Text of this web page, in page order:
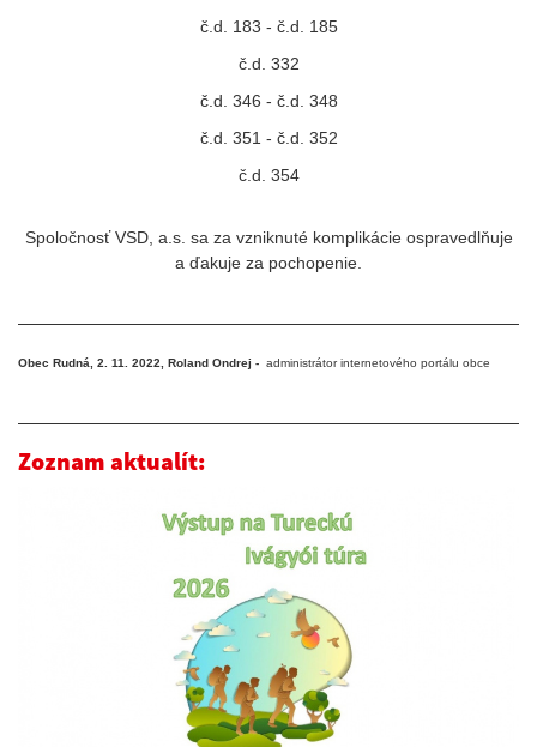
č.d. 183 - č.d. 185
č.d. 332
č.d. 346 - č.d. 348
č.d. 351 - č.d. 352
č.d. 354
Spoločnosť VSD, a.s. sa za vzniknuté komplikácie ospravedlňuje
a ďakuje za pochopenie.
Obec Rudná, 2. 11. 2022, Roland Ondrej - administrátor internetového portálu obce
Zoznam aktualít: